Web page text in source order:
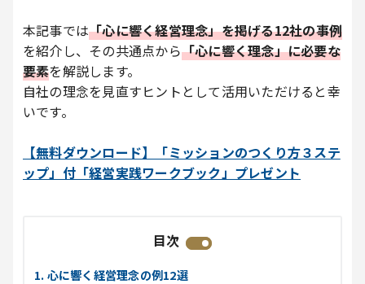
本記事では「心に響く経営理念」を掲げる12社の事例
を紹介し、その共通点から「心に響く理念」に必要な
要素を解説します。
自社の理念を見直すヒントとして活用いただけると幸
いです。
【無料ダウンロード】「ミッションのつくり方３ステ
ップ」付「経営実践ワークブック」プレゼント
目次
1. 心に響く経営理念の例12選